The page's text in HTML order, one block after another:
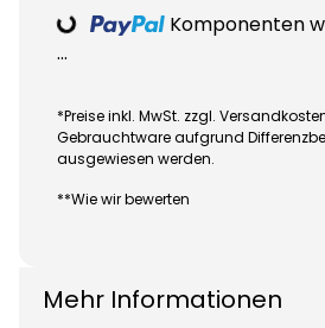
Loading...
Komponenten
...
*Preise inkl. MwSt. zzgl.
Gebrauchtware aufgrund
ausgewiesen werden.
**Wie wir bewerten
Mehr Informationen